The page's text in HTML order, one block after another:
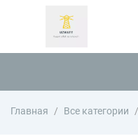
Главная Все категории